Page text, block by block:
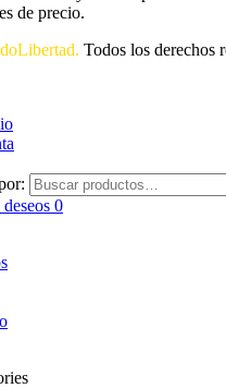
de precio.
Todos los derechos
0